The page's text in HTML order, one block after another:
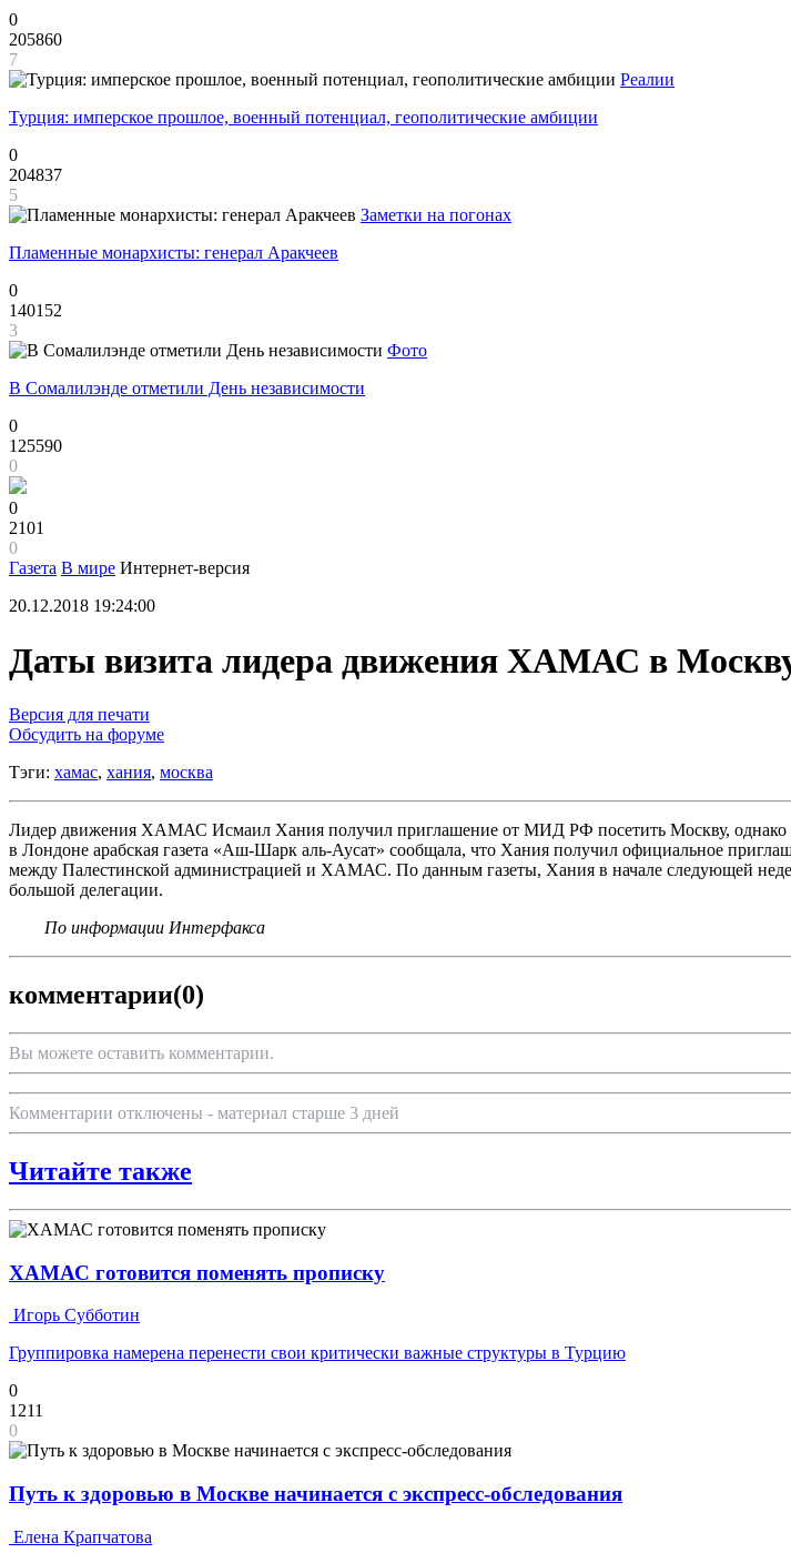
0
205860
7
Реалии
Турция: имперское прошлое, военный потенциал, геополитические амбиции
0
204837
5
Заметки на погонах
Пламенные монархисты: генерал Аракчеев
0
140152
3
Фото
В Сомалилэнде отметили День независимости
0
125590
0
0
2101
0
Газета В мире Интернет-версия
20.12.2018 19:24:00
Даты визита лидера движения ХАМАС в
Версия для печати
Обсудить на форуме
Тэги: хамас, хания, москва
Лидер движения ХАМАС Исмаил Хания получил приглашение от МИД РФ посетить Москву, однако
в Лондоне арабская газета «Аш-Шарк аль-Аусат» сообщала, что Хания получил официальное
между Палестинской администрацией и ХАМАС. По данным газеты, Хания в начале следующей
большой делегации.
По информации Интерфакса
комментарии(0)
Вы можете оставить комментарии.
Комментарии отключены - материал старше 3 дней
Читайте также
ХАМАС готовится поменять прописку
Игорь Субботин
Группировка намерена перенести свои критически важные структуры в Турцию
0
1211
0
Путь к здоровью в Москве начинается с экспресс-обследования
Елена Крапчатова